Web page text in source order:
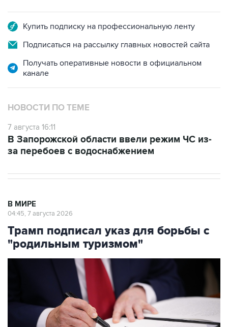
Подписаться на рассылку главных новостей сайта
Получать оперативные новости в официальном
канале
НОВОСТИ ПО ТЕМЕ
7 августа 16:11
за перебоев с водоснабжением
Трамп подписал указ для борьбы с
"родильным туризмом"